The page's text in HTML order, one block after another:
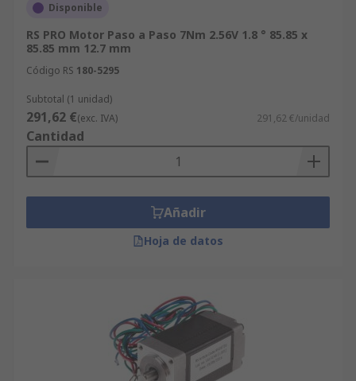
Disponible
RS PRO Motor Paso a Paso 7Nm 2.56V 1.8 ° 85.85 x
85.85 mm 12.7 mm
Código RS 180-5295
Subtotal (1 unidad)
291,62 €(exc. IVA) 291,62 €/unidad
Cantidad
Añadir
Hoja de datos